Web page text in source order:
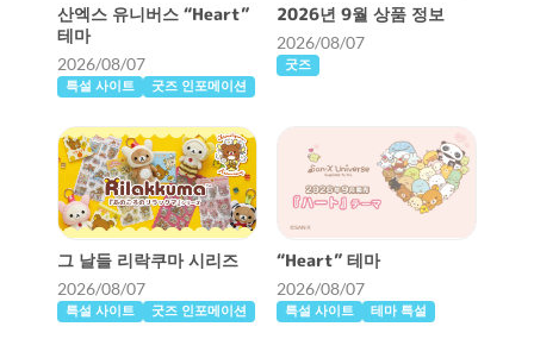
산엑스 유니버스 “Heart”
테마
2026/08/07
특설 사이트 굿즈 인포메이션
2026년 9월 상품 정보
2026/08/07
굿즈
그 날들 리락쿠마 시리즈
2026/08/07
특설 사이트 굿즈 인포메이션
“Heart” 테마
2026/08/07
특설 사이트 테마 특설